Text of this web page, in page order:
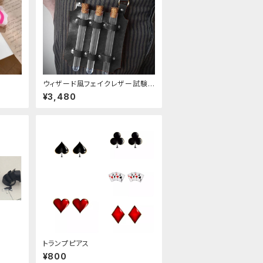
ウィザード風フェイクレザー試験
管ホルダー
¥3,480
トランプピアス
¥800